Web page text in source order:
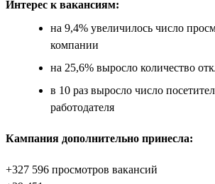
Интерес к вакансиям:
на 9,4% увеличилось число
компании
на 25,6% выросло количество
в 10 раз выросло число
работодателя
Кампания дополнительно принесла:
+327 596 просмотров вакансий